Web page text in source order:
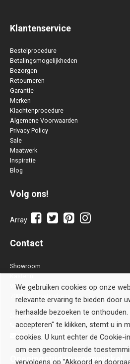
Klantenservice
Bestelprocedure
Betalingsmogelijkheden
Bezorgen
Retourneren
Garantie
Merken
Klachtenprocedure
Algemene Voorwaarden
Privacy Policy
Sale
Maatwerk
Inspiratie
Blog
Volg ons!
Array
Contact
Showroom
Kastenn
Waterstraat 28 B
7001 BH Doetinchem
Stuur een WhatsApp
0314-514106
contact@kastenn.nl
Openingstijdenwoonwinkel
We gebruiken cookies op onze
relevante ervaring te bieden door
herhaalde bezoeken te
accepteren" te klikken, stemt u in
cookies. U kunt echter de Cookie-
om een gecontroleerde
vervolgens op "Akkoord en